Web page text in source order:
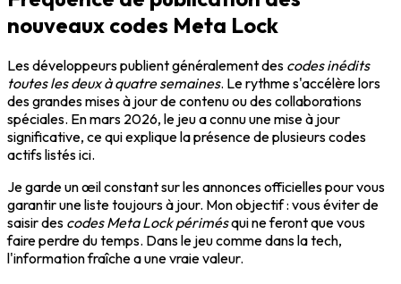
nouveaux codes Meta Lock
Les développeurs publient généralement des codes inédits
toutes les deux à quatre semaines. Le rythme s'accélère lors
des grandes mises à jour de contenu ou des collaborations
spéciales. En mars 2026, le jeu a connu une mise à jour
significative, ce qui explique la présence de plusieurs codes
actifs listés ici.
Je garde un œil constant sur les annonces officielles pour vous
garantir une liste toujours à jour. Mon objectif : vous éviter de
saisir des codes Meta Lock périmésqui ne feront que vous
faire perdre du temps. Dans le jeu comme dans la tech,
l'information fraîche a une vraie valeur.